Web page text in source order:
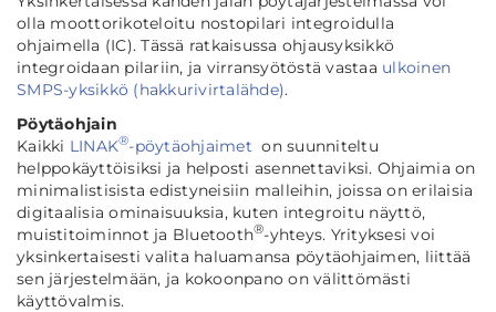
olla moottorikoteloitu nostopilari integroidulla
ohjaimella (IC). Tässä ratkaisussa ohjausyksikkö
integroidaan pilariin, ja virransyötöstä vastaa ulkoinen
SMPS-yksikkö (hakkurivirtalähde).
Pöytäohjain
Kaikki LINAK®-pöytäohjaimet on suunniteltu
helppokäyttöisiksi ja helposti asennettaviksi. Ohjaimia on
minimalistisista edistyneisiin malleihin, joissa on erilaisia
digitaalisia ominaisuuksia, kuten integroitu näyttö,
muistitoiminnot ja Bluetooth®-yhteys. Yrityksesi voi
yksinkertaisesti valita haluamansa pöytäohjaimen, liittää
sen järjestelmään, ja kokoonpano on välittömästi
käyttövalmis.